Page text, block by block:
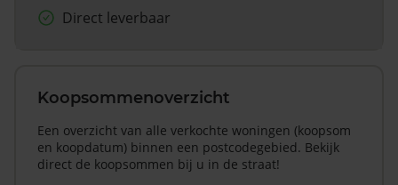
Direct leverbaar
Koopsommenoverzicht
Een overzicht van alle verkochte woningen (koopsom
en koopdatum) binnen een postcodegebied. Bekijk
direct de koopsommen bij u in de straat!